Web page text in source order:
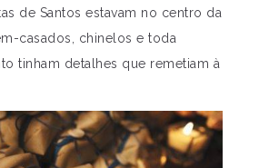
de Santos estavam no centro da
casados, chinelos e toda
tinham detalhes que remetiam à